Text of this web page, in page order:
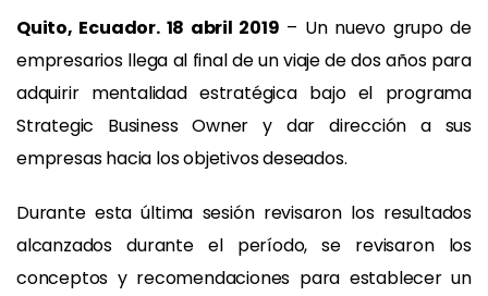
Quito, Ecuador. 18 abril 2019 – Un nuevo grupo de
empresarios llega al final de un viaje de dos años para
adquirir mentalidad estratégica bajo el programa
Strategic Business Owner y dar dirección a sus
empresas hacia los objetivos deseados.
Durante esta última sesión revisaron los resultados
alcanzados durante el período, se revisaron los
conceptos y recomendaciones para establecer un